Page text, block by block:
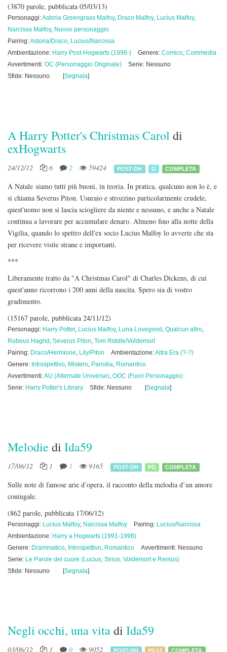
(3870 parole, pubblicata 05/03/13)
Personaggi:Astoria Greengrass Malfoy, Draco Malfoy, Lucius Malfoy,
Narcissa Malfoy, Nuovo personaggio
Pairing:Astoria/Draco, Lucius/Narcissa
Ambientazione: Harry Post-Hogwarts (1998-) Genere: Comico, Commedia
Avvertimenti: OC (Personaggio Originale)
Serie: Nessuno
Sfide: Nessuno
[Segnala]
A Harry Potter's Christmas Carol di
exHogwarts
24/12/12 6 2 59424 POST-DH G COMPLETA
A Natale siamo tutti più buoni, in teoria. In pratica, qualcuno non lo è, e
si chiama Severus Piton. Usuraio e strozzino particolarmente crudele,
quest'uomo non si lascia sciogliere da niente e nessuno, e anche a Natale
continua a lavorare per accumulare denaro. Almeno fino alla notte della
Vigilia, quando lo spettro dell'ex socio Lucius Malfoy lo avverte che sta
per ricevere visite strane e importanti.
***
Liberamente tratto da "A Christmas Carol" di Charles Dickens, di cui
quest'anno ricorrono i 200 anni della nascita. Spero sia di vostro
gradimento.
(15167 parole, pubblicata 24/11/12)
Personaggi: Harry Potter, Lucius Malfoy, Luna Lovegood , Qualcun altro,
Rubeus Hagrid , Severus Piton, Tom Riddle/Voldemort
Pairing: Draco/Hermione, Lily/Piton Ambientazione:Altra Era (?-?)
Genere: Introspettivo, Mistero, Parodia, Romantico
Avvertimenti:AU (Alternate Universe), OOC (Fuori Personaggio)
Serie: Harry Potter's Library Sfide: Nessuno [Segnala]
Melodie di Ida59
17/06/12 1 1 9165 POST-DH PG COMPLETA
Sulle note di famose arie d’opera, il racconto della melodia d’un amore
coniugale.
(862 parole, pubblicata 17/06/12)
Personaggi: Lucius Malfoy, Narcissa Malfoy Pairing: Lucius/Narcissa
Ambientazione: Harry a Hogwarts (1991-1998)
Genere: Drammatico, Introspettivo, Romantico
Avvertimenti: Nessuno
Serie: Le Parole del cuore (Lucius, Sirius, Voldemort e Remus)
Sfide: Nessuno
[Segnala]
Negli occhi, una vitadi Ida59
03/06/12 1 0 9052 POST-DH PG13 COMPLETA